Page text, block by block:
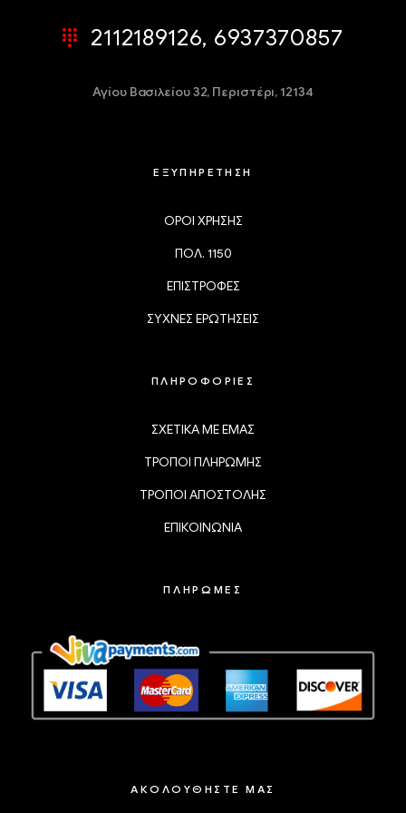
2112189126, 6937370857
Αγίου Βασιλείου 32, Περιστέρι, 12134
ΕΞΥΠΗΡΕΤΗΣΗ
ΟΡΟΙ ΧΡΗΣΗΣ
ΠΟΛ. 1150
ΕΠΙΣΤΡΟΦΕΣ
ΣΥΧΝΕΣ ΕΡΩΤΗΣΕΙΣ
ΠΛΗΡΟΦΟΡΙΕΣ
ΣΧΕΤΙΚΑ ΜΕ ΕΜΑΣ
ΤΡΟΠΟΙ ΠΛΗΡΩΜΗΣ
ΤΡΟΠΟΙ ΑΠΟΣΤΟΛΗΣ
ΕΠΙΚΟΙΝΩΝΙΑ
ΠΛΗΡΩΜΕΣ
ΑΚΟΛΟΥΘΗΣΤΕ ΜΑΣ